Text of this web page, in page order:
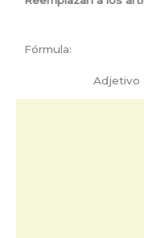
Fórmula:
Adjetivo